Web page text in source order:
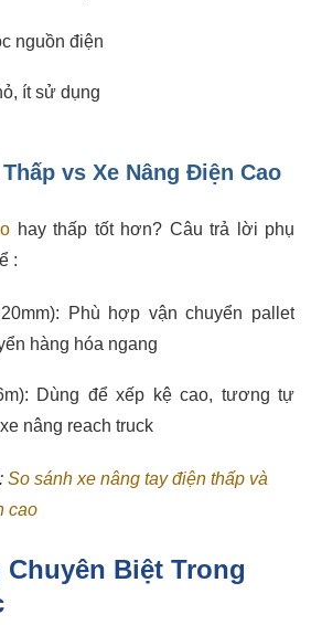
nguồn điện
ít sử dụng
vs Xe Nâng Điện Cao
hay thấp tốt hơn? Câu trả lời phụ
:
Phù hợp vận chuyển pallet
hàng hóa ngang
Dùng để xếp kệ cao, tương tự
nâng reach truck
So sánh xe nâng tay điện thấp và
cao
Biệt Trong